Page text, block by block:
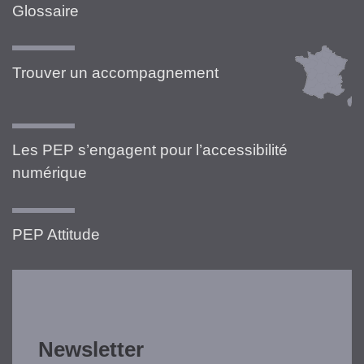
Glossaire
Trouver un accompagnement
Les PEP s’engagent pour l’accessibilité
numérique
PEP Attitude
Newsletter